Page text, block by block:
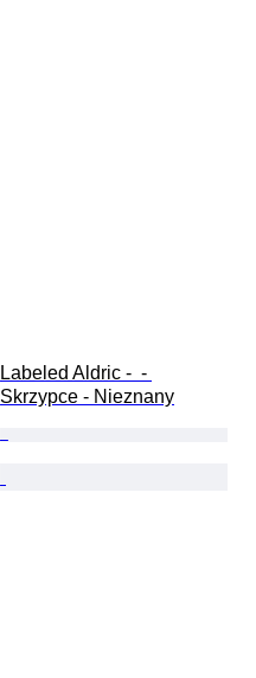
Labeled Aldric -  -
Skrzypce - Nieznany